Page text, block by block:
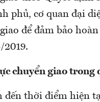
phủ, cơ quan đại
để đảm bảo
2019.
chuyển giao trong
đến thời điểm hiện